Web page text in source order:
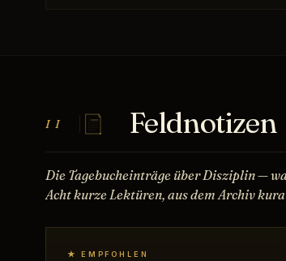
II Feldnotizen
Die Tagebucheinträge über Disziplin —
Acht kurze Lektüren, aus dem Archiv
★ EMPFOHLEN